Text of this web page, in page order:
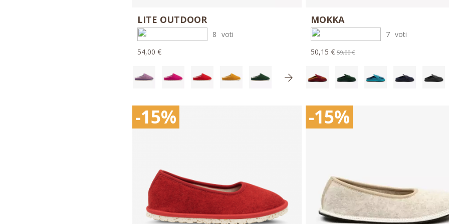
LITE OUTDOOR
8 voti
54,00 €
MOKKA
7 voti
50,15 € 59,00 €
-15% -15%